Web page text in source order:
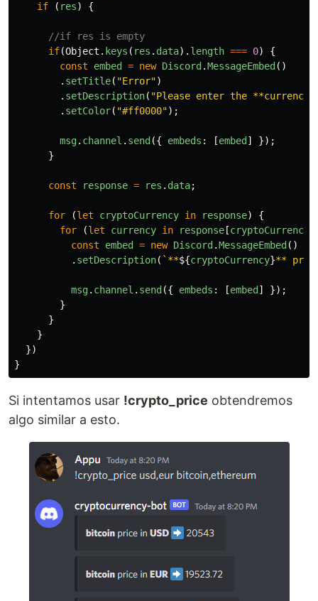
if
( res) {
//if res is empty
if(Object . keys ( res . data). length === 0)
{
const
embed = new Discord .MessageEmbed ()
. setTitle( "Error")
. setDescription( "Please enter the
. setColor( "#ff0000");
msg. channel . send ({ embeds : [embed ]
});
}
const response = res . data;
for (let cryptoCurrency in response)
{
for
(let currency in response [cryptoCurrency
const
embed = new Discord .MessageEmbed ()
. setDescription( `**${cryptoCurrency}**
msg. channel . send ({ embeds : [embed ]
});
}
}
}
})
}
Si intentamos usar !crypto_price obtendremos
algo similar a esto.